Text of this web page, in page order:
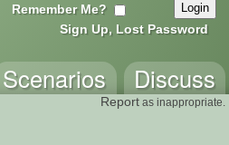
Remember Me?
Sign Up, Lost Password
Discuss
Scenarios
Report as inappropriate.